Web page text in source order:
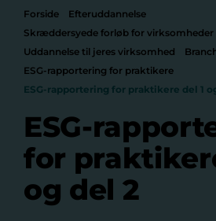
Forside
Efteruddannelse
Skræddersyede forløb for virksomheder
Uddannelse til jeres virksomhed
ESG-rapportering for praktikere
ESG-rapportering for praktikere del 1
ESG-
for
og del 2